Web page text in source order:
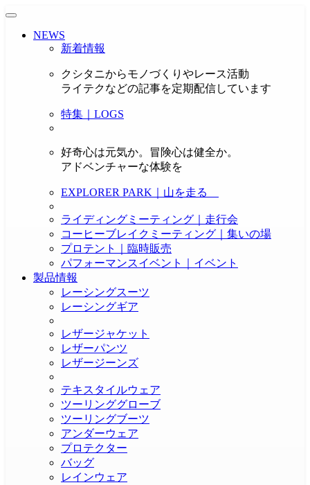
NEWS
新着情報
クシタニからモノづくりやレース活動
ライテクなどの記事を定期配信しています
特集｜LOGS
好奇心は元気か。冒険心は健全か。
アドベンチャーな体験を
EXPLORER PARK｜山を走る
ライディングミーティング｜走行会
コーヒーブレイクミーティング｜集いの場
プロテント｜臨時販売
パフォーマンスイベント｜イベント
製品情報
レーシングスーツ
レーシングギア
レザージャケット
レザーパンツ
レザージーンズ
テキスタイルウェア
ツーリンググローブ
ツーリングブーツ
アンダーウェア
プロテクター
バッグ
レインウェア